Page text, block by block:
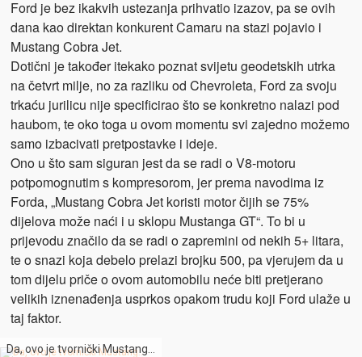
Ford je bez ikakvih ustezanja prihvatio izazov, pa se ovih
dana kao direktan konkurent Camaru na stazi pojavio i
Mustang Cobra Jet.
Dotični je također itekako poznat svijetu geodetskih utrka
na četvrt milje, no za razliku od Chevroleta, Ford za svoju
trkaću jurilicu nije specificirao što se konkretno nalazi pod
haubom, te oko toga u ovom momentu svi zajedno možemo
samo izbacivati pretpostavke i ideje.
Ono u što sam siguran jest da se radi o V8-motoru
potpomognutim s kompresorom, jer prema navodima iz
Forda, „Mustang Cobra Jet koristi motor čijih se 75%
dijelova može naći i u sklopu Mustanga GT“. To bi u
prijevodu značilo da se radi o zapremini od nekih 5+ litara,
te o snazi koja debelo prelazi brojku 500, pa vjerujem da u
tom dijelu priče o ovom automobilu neće biti pretjerano
velikih iznenađenja usprkos opakom trudu koji Ford ulaže u
taj faktor.
Da, ovo je tvornički Mustang…